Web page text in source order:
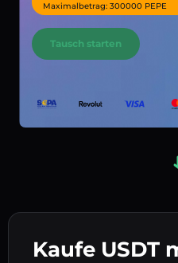
Kaufe USDT
Maximalbetrag: 300000 PEPE
Tausch starten